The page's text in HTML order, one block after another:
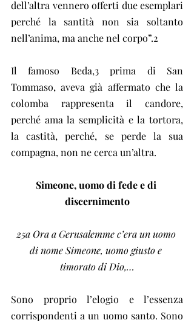
dell’altra vennero offerti due esemplari
perché la santità non sia soltanto
nell’anima, ma anche nel corpo”.2
Il famoso Beda,3 prima di San
Tommaso, aveva già affermato che la
colomba rappresenta il candore,
perché ama la semplicità e la tortora,
la castità, perché, se perde la sua
compagna, non ne cerca un’altra.
Simeone, uomo di fede e di
discernimento
25a Ora a Gerusalemme c’era un uomo
di nome Simeone, uomo giusto e
timorato di Dio,…
Sono proprio l’elogio e l’essenza
corrispondenti a un uomo santo. Sono